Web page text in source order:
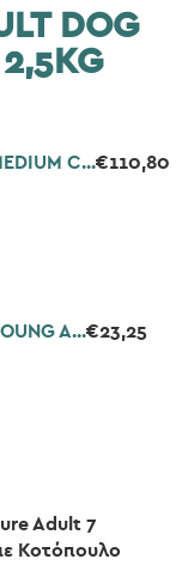
C...€110,80
A...€23,25
DOG
Adult 7
Κοτόπουλο